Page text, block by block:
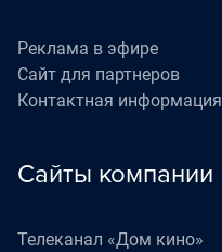
Реклама в эфире
Сайт для партнеров
Контактная информация
Сайты компании
Телеканал «Дом кино»